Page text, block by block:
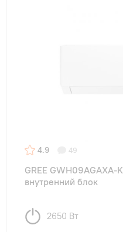
4.9 49
GREE GWH09AGAXA-
внутренний блок
2650 Вт